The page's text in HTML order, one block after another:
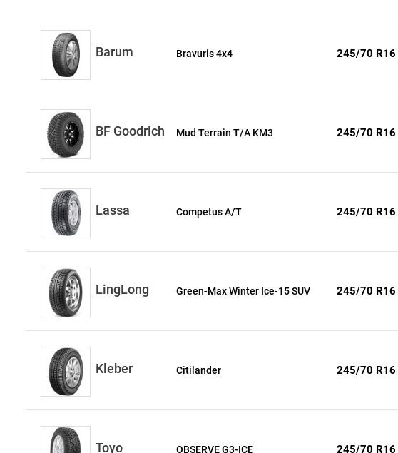
Barum Bravuris 4x4 245/70 R16
BF Goodrich Mud Terrain T/A KM3 245/70 R16
Lassa Competus A/T 245/70 R16
LingLong Green-Max Winter Ice-15 SUV 245/70 R16
Kleber Citilander 245/70 R16
Toyo OBSERVE G3-ICE 245/70 R16